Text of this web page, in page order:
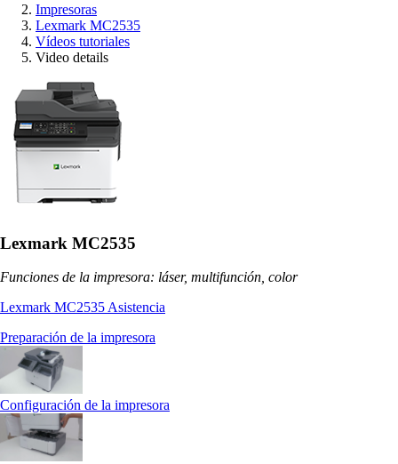
Impresoras
Lexmark MC2535
Vídeos tutoriales
Video details
Lexmark MC2535
Funciones de la impresora: láser, multifunción, color
Lexmark MC2535 Asistencia
Preparación de la impresora
Configuración de la impresora